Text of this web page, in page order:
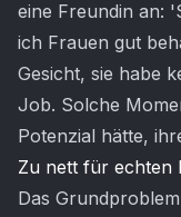
eine Freundin an:
ich Frauen gut
Gesicht, sie habe
Job. Solche
Potenzial hätte,
Zu nett für echten
Das